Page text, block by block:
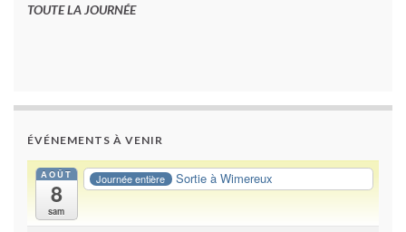
TOUTE LA JOURNÉE
ÉVÉNEMENTS À VENIR
AOÛT
8
sam
Journée entière Sortie à Wimereux